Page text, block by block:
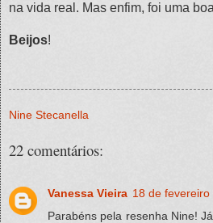
na vida real. Mas enfim, foi uma
Beijos!
Nine Stecanella
22 comentários:
Vanessa Vieira 18 de
Parabéns pela resenha Nine!